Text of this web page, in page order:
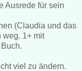
Ausrede für sein
(Claudia und das
weg. 1+ mit
viel zu ändern.